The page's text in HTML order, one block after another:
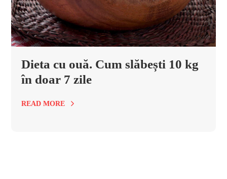
Dieta cu ouă. Cum slăbești 10 kg
în doar 7 zile
READ MORE